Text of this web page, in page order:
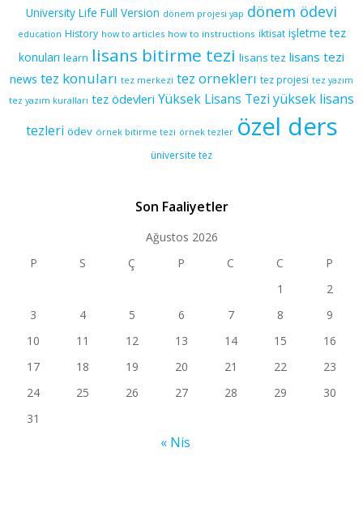
University Life Full Version dönem projesi yap dönem ödevi
education History how to articles how to instructions iktisat işletme tez
konuları learn lisans bitirme tezi lisans tez lisans tezi
news tez konuları tez merkezi tez orneklerı tez projesi tez yazım
tez yazım kuralları tez ödevleri Yüksek Lisans Tezi yüksek lisans
tezleri ödev örnek bitirme tezi örnek tezler özel ders
üniversite tez
Son Faaliyetler
Ağustos 2026
P
S Ç P C C
P
1
2
3
4 5 6 7 8
9
10
11 12 13 14 15
16
17
18 19 20 21 22
23
24
25 26 27 28 29
30
31
« Nis